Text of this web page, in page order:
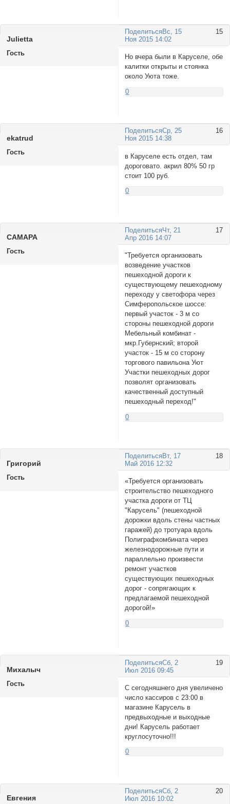
Поделиться 15
Вс, 15
Ноя 2015 14:02
Julietta
Гость
Но вчера были в Каруселе, обе
калитки открыты и стоянка
около Уюта тоже.
0
Поделиться 16
Ср, 25
Ноя 2015 14:38
ekatrud
Гость
в Каруселе есть отдел, там
дороговато. акрил 80% 50 гр
стоит 100 руб.
0
Поделиться 17
Чт, 21
Апр 2016 14:07
САМАРА
Гость
"Требуется организовать
возведение участков
пешеходной дороги к
существующему пешеходному
переходу у светофора через
Симферопольское шоссе:
первый участок - 3 м со
стороны пешеходной дороги
Мебельный комбинат -
мкр.Губернский; второй
участок - 15 м со сторону
торгового павильона Уют
Участки пешеходных дорог
позволят организовать
качественный доступный
пешеходный переход!"
0
Поделиться 18
Вт, 17
Май 2016 12:32
Григорий
Гость
«Требуется организовать
строительство пешеходного
участка дороги от ТЦ
"Карусель" (пешеходной
дорожки вдоль стены частных
гаражей) до тротуара вдоль
Полиграфкомбината через
железнодорожные пути и
параллельно произвести
ремонт участков
существующих пешеходных
дорог - сопрягающих к
предлагаемой пешеходной
дорогой!»
0
Поделиться 19
Сб, 2
Июл 2016 09:45
Михалыч
Гость
С сегодняшнего дня увеличено
число кассиров с 23:00 в
магазине Карусель в
предвыходные и выходные
дни! Карусель работает
круглосуточно!!!
0
Поделиться 20
Сб, 2
Июл 2016 10:02
Евгения